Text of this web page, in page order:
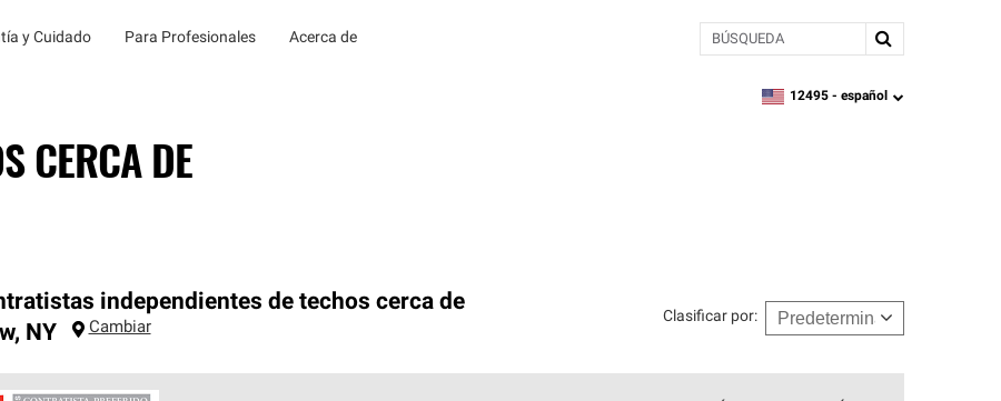
y Cuidado Para Profesionales Acerca de BÚSQUEDA
zipcode,language
12495 - español
CERCA DE
independientes de techos cerca de
, NY Cambiar
Clasificar por: